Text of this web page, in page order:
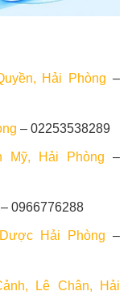
Hải Phòng –
– 02253538289
Mỹ, Hải Phòng –
– 0966776288
Hải Phòng –
Lê Chân, Hải